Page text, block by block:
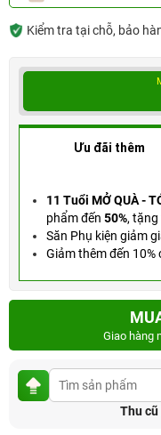
Kiểm tra tại chỗ, bảo
Ưu đãi thêm
11 Tuổi MỞ QUÀ -
phẩm đến 50%, tặng
Săn Phụ kiện giảm
Giảm thêm đến
Giao hàng
Thu